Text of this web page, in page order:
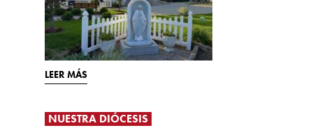
LEER MÁS
NUESTRA DIÓCESIS